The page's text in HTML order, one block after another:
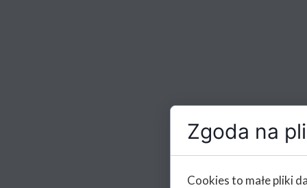
Zgoda na
Cookies to małe pliki